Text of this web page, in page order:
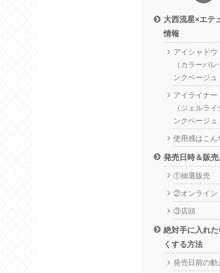
大西流星×エテ
情報
アイシャドウ
（カラーパ
ンクベージュ
アイライナー
（ジェルラ
ンクベージュ
使用感はこん
発売日時＆販
①抽選販売
②オンライン
③店頭
絶対手に入れ
くする方法
発売日前の動